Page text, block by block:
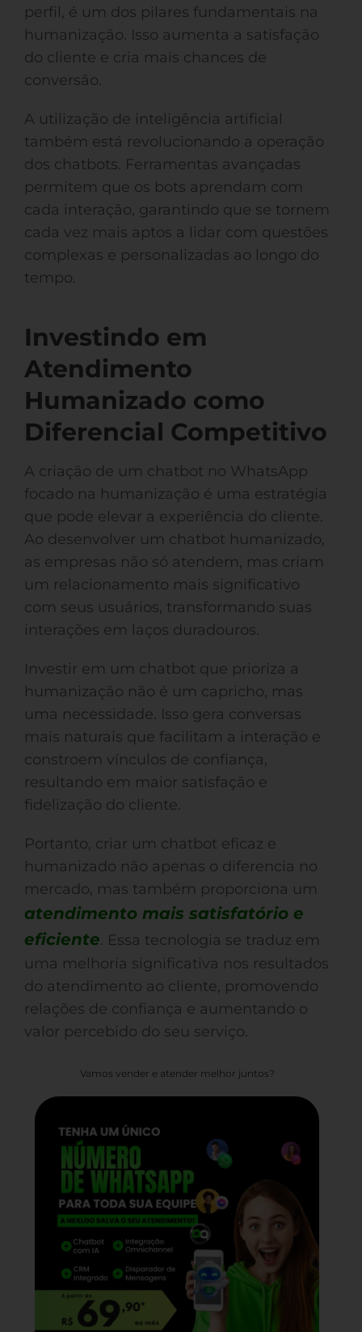
perfil, é um dos pilares fundamentais na
humanização. Isso aumenta a satisfação
do cliente e cria mais chances de
conversão.
A utilização de inteligência artificial
também está revolucionando a operação
dos chatbots. Ferramentas avançadas
permitem que os bots aprendam com
cada interação, garantindo que se tornem
cada vez mais aptos a lidar com questões
complexas e personalizadas ao longo do
tempo.
Investindo em
Atendimento
Humanizado como
Diferencial Competitivo
A criação de um chatbot no WhatsApp
focado na humanização é uma estratégia
que pode elevar a experiência do cliente.
Ao desenvolver um chatbot humanizado,
as empresas não só atendem, mas criam
um relacionamento mais significativo
com seus usuários, transformando suas
interações em laços duradouros.
Investir em um chatbot que prioriza a
humanização não é um capricho, mas
uma necessidade. Isso gera conversas
mais naturais que facilitam a interação e
constroem vínculos de confiança,
resultando em maior satisfação e
fidelização do cliente.
Portanto, criar um chatbot eficaz e
humanizado não apenas o diferencia no
mercado, mas também proporciona um
atendimento mais satisfatório e
eficiente. Essa tecnologia se traduz em
uma melhoria significativa nos resultados
do atendimento ao cliente, promovendo
relações de confiança e aumentando o
valor percebido do seu serviço.
Vamos vender e atender melhor juntos?